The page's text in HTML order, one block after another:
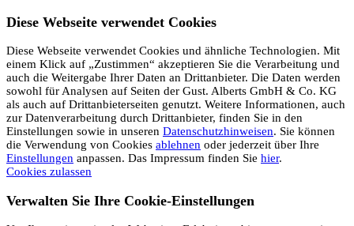
Diese Webseite verwendet Cookies
Diese Webseite verwendet Cookies und ähnliche Technologien. Mit
einem Klick auf „Zustimmen“ akzeptieren Sie die Verarbeitung und
auch die Weitergabe Ihrer Daten an Drittanbieter. Die Daten werden
sowohl für Analysen auf Seiten der Gust. Alberts GmbH & Co. KG
als auch auf Drittanbieterseiten genutzt. Weitere Informationen, auch
zur Datenverarbeitung durch Drittanbieter, finden Sie in den
Einstellungen sowie in unseren Datenschutzhinweisen. Sie können
die Verwendung von Cookies ablehnen oder jederzeit über Ihre
Einstellungen anpassen. Das Impressum finden Sie hier.
Cookies zulassen
Verwalten Sie Ihre Cookie-Einstellungen